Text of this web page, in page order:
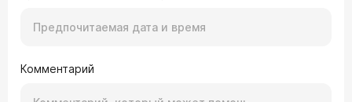
Комментарий